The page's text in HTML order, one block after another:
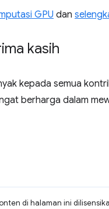
GPU dan
kasih
kepada semua
berharga dalam
di halaman ini